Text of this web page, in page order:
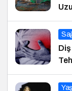
Diş